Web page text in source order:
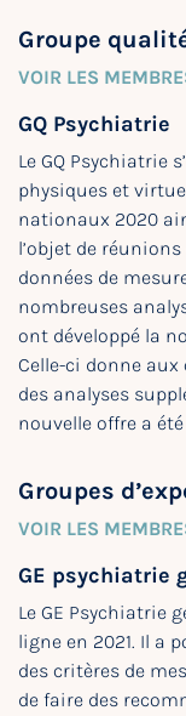
Groupe
VOIR LES
GQ Psychiatrie
Le GQ Psychiatrie
physiques et
nationaux 2020
l’objet de
données de
nombreuses
ont développé la
Celle-ci donne
des analyses
nouvelle offre a
Groupes
VOIR LES
GE psychiatrie
Le GE Psychiatrie
ligne en 2021. Il a
des critères de
de faire des